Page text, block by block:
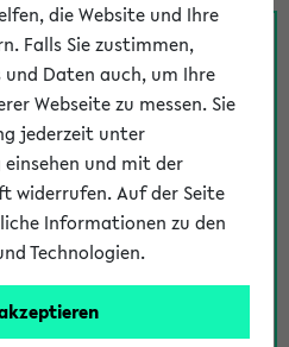
Veranstaltungen
Fragen zu
Sie Ansprechpersonen
Veranstaltung. Der BIS
direkte Hilfe leisten.
Teilnahmemanagement
die Personen, die Ihre
haben, auf der
der
die Website und Ihre
Falls Sie zustimmen,
und Daten auch, um Ihre
Webseite zu messen. Sie
jederzeit unter
einsehen und mit der
widerrufen. Auf der Seite
Informationen zu den
Technologien.